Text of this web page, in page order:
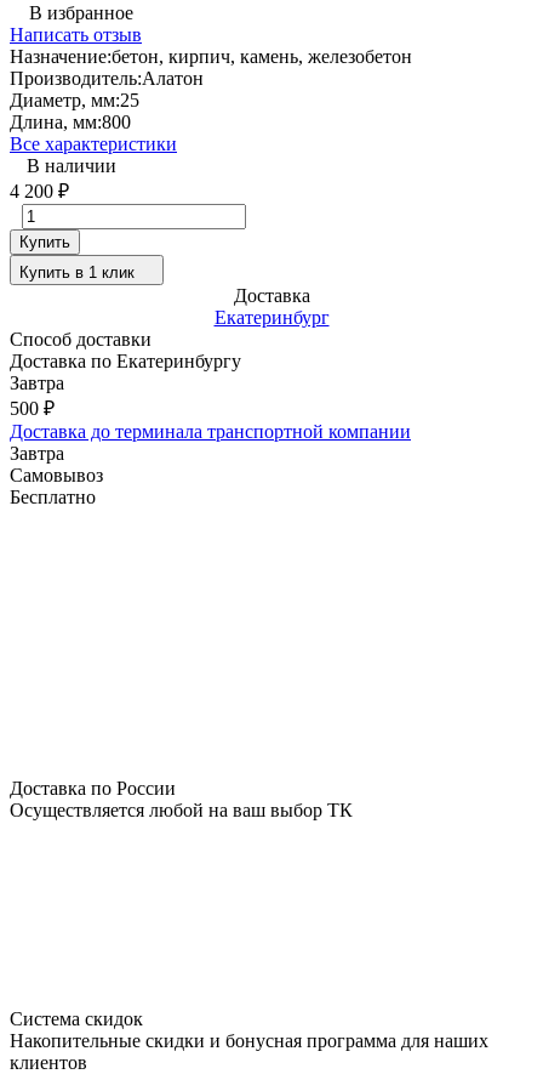
В избранное
Написать отзыв
Назначение:бетон, кирпич, камень, железобетон
Производитель:Алатон
Диаметр, мм:25
Длина, мм:800
Все характеристики
В наличии
4 200 ₽
Купить
Купить в 1 клик
Доставка
Екатеринбург
Способ доставки
Доставка по Екатеринбургу
Завтра
500 ₽
Доставка до терминала транспортной компании
Завтра
Самовывоз
Бесплатно
Доставка по России
Осуществляется любой на ваш выбор ТК
Система скидок
Накопительные скидки и бонусная программа для наших
клиентов